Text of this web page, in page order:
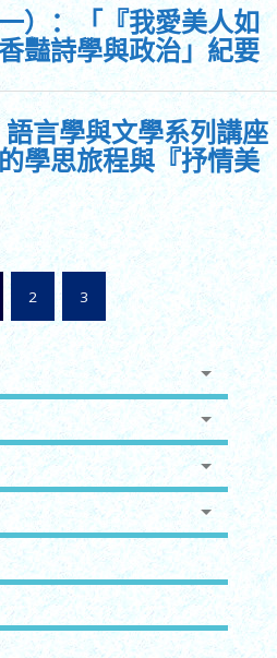
）：「『我愛美人如
豔詩學與政治」紀要
言學與文學系列講座
學思旅程與『抒情美
2 3